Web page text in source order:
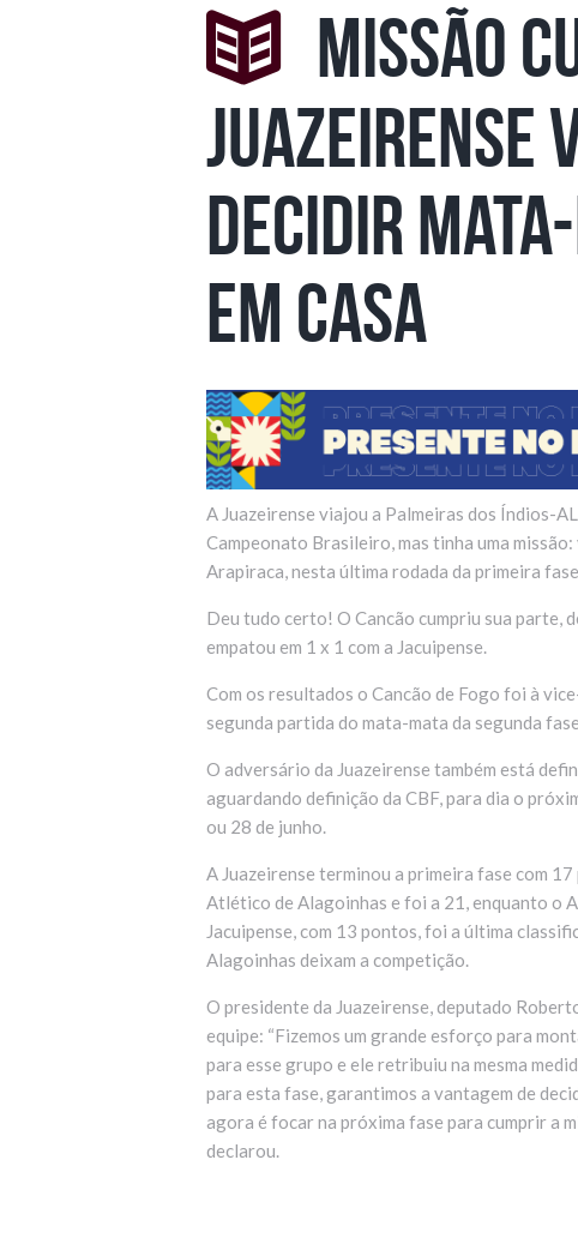
Missão
Juazeirense
decidir
em casa
A Juazeirense viajou a Palmeiras dos Índios-
Campeonato Brasileiro, mas tinha uma
Arapiraca, nesta última rodada da primeira
Deu tudo certo! O Cancão cumpriu sua parte,
empatou em 1 x 1 com a Jacuipense.
Com os resultados o Cancão de Fogo foi à
segunda partida do mata-mata da segunda
O adversário da Juazeirense também está
aguardando definição da CBF, para dia o
ou 28 de junho.
A Juazeirense terminou a primeira fase com
Atlético de Alagoinhas e foi a 21, enquanto o
Jacuipense, com 13 pontos, foi a última
Alagoinhas deixam a competição.
O presidente da Juazeirense, deputado
equipe: “Fizemos um grande esforço para
para esse grupo e ele retribuiu na mesma
para esta fase, garantimos a vantagem de
agora é focar na próxima fase para cumprir a
declarou.